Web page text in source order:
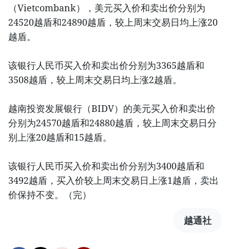
（Vietcombank），美元买入价和卖出价分别为
24520越盾和24890越盾，较上周末交易日均上涨20
越盾。
该银行人民币买入价和卖出价分别为3365越盾和
3508越盾，较上周末交易日均上涨2越盾。
越南投资发展银行（BIDV）的美元买入价和卖出价
分别为24570越盾和24880越盾，较上周末交易日分
别上涨20越盾和15越盾。
该银行人民币买入价和卖出价分别为3400越盾和
3492越盾，买入价较上周末交易日上涨1越盾，卖出
价保持不变。（完）
越通社